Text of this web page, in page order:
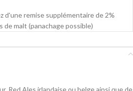
d'une remise supplémentaire de 2%
de malt (panachage possible)